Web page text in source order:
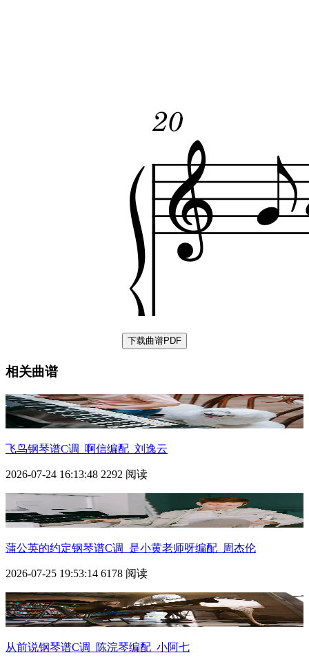
下载曲谱PDF
相关曲谱
飞鸟钢琴谱C调_啊信编配_刘逸云
2026-07-24 16:13:48 2292 阅读
蒲公英的约定钢琴谱C调_是小黄老师呀编配_周杰伦
2026-07-25 19:53:14 6178 阅读
从前说钢琴谱C调_陈浣琴编配_小阿七